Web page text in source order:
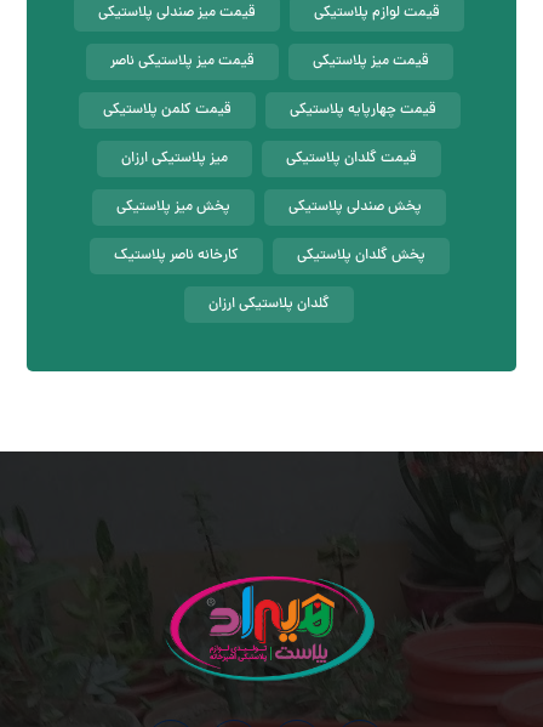
قیمت لوازم پلاستیکی قیمت میز صندلی پلاستیکی
قیمت میز پلاستیکی قیمت میز پلاستیکی ناصر
قیمت چهارپایه پلاستیکی قیمت کلمن پلاستیکی
قیمت گلدان پلاستیکی میز پلاستیکی ارزان
پخش صندلی پلاستیکی پخش میز پلاستیکی
پخش گلدان پلاستیکی کارخانه ناصر پلاستیک
گلدان پلاستیکی ارزان